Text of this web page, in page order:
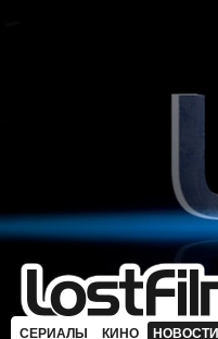
СЕРИАЛЫ КИНО НОВОСТИ